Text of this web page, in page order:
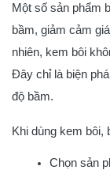
Một số sản phẩm
bầm, giảm cảm
nhiên, kem bôi
Đây chỉ là biện
độ bầm.
Khi dùng kem bôi,
Chọn sản